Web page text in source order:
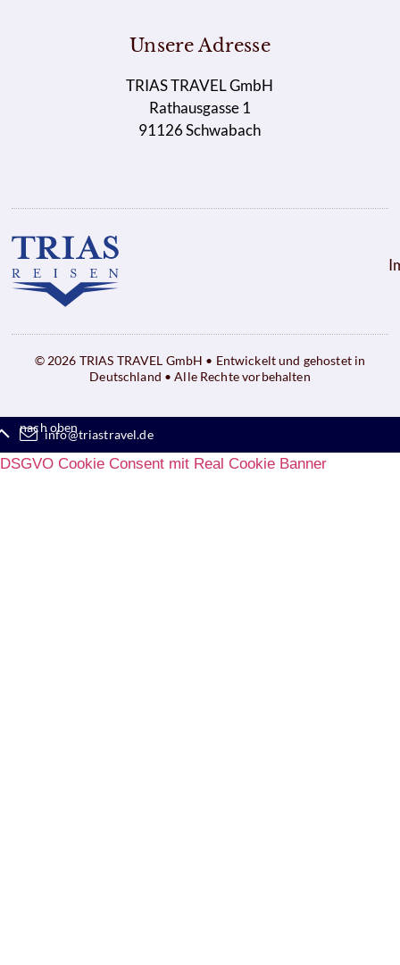
Unsere Adresse
TRIAS TRAVEL GmbH
Rathausgasse 1
91126 Schwabach
© 2026 TRIAS TRAVEL GmbH • Entwickelt und gehostet in
Deutschland • Alle Rechte vorbehalten
info@triastravel.de
nach oben
DSGVO Cookie Consent mit Real Cookie Banner